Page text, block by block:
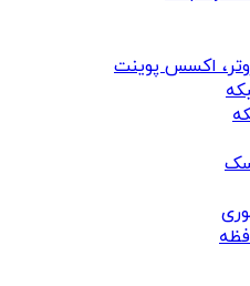
اکسس پوینت